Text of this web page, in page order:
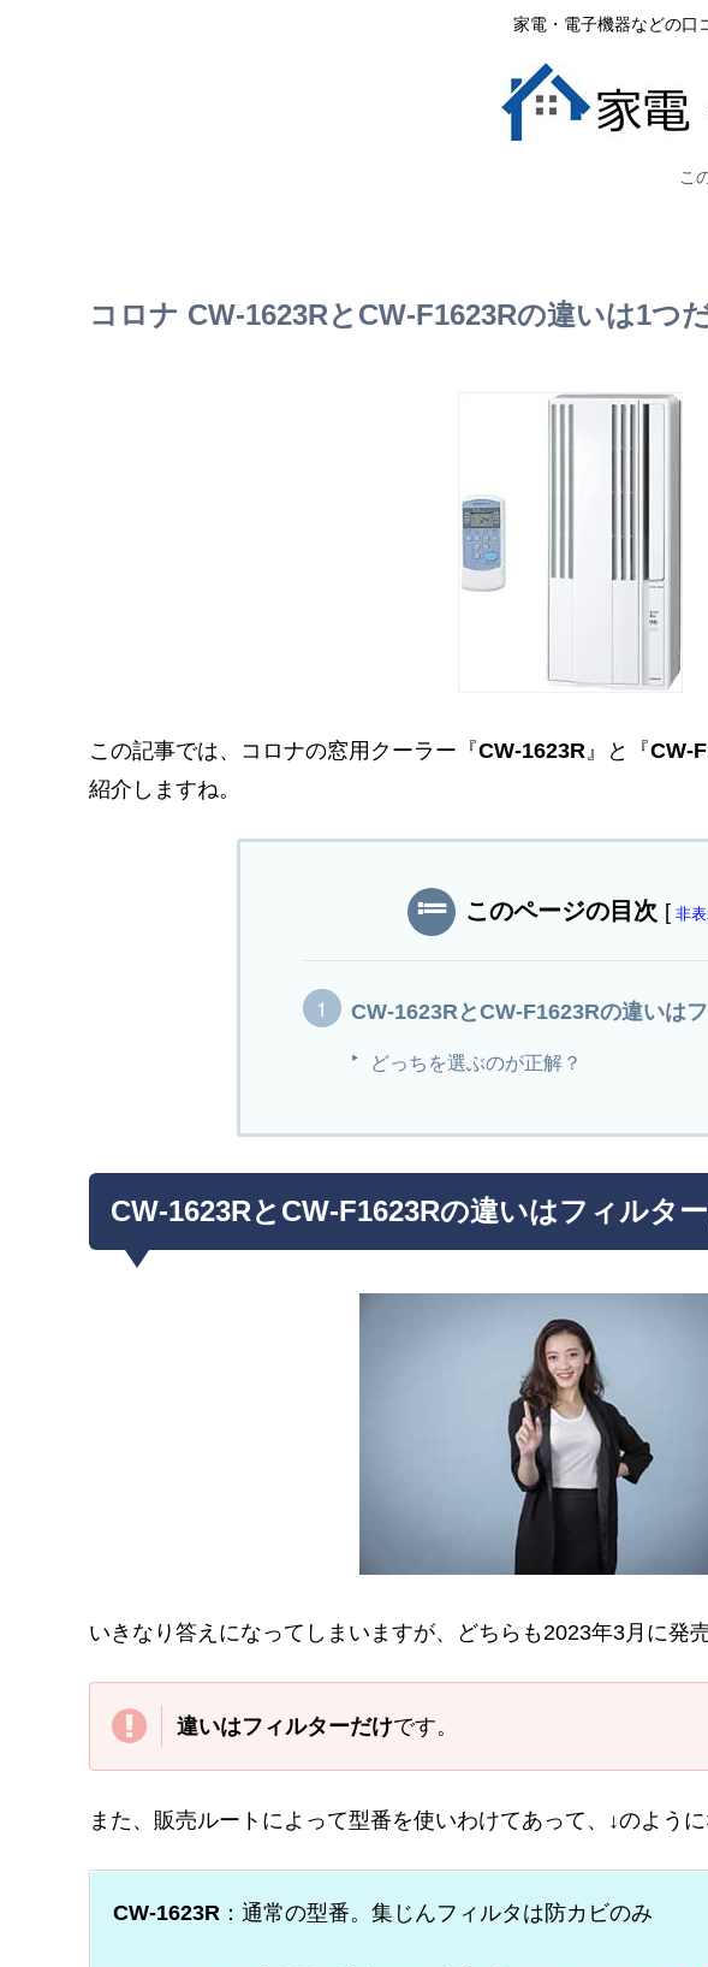
家電・電子機器などの口
こ
コロナ CW-1623RとCW-F1623Rの違いは1つ
この記事では、コロナの窓用クーラー『CW-1623R』と『CW-
紹介しますね。
このページの目次 [ 非
CW-1623RとCW-F1623Rの違いは
どっちを選ぶのが正解？
CW-1623RとCW-F1623Rの違いはフィルタ
いきなり答えになってしまいますが、どちらも2023年3月に発
違いはフィルターだけです。
また、販売ルートによって型番を使いわけてあって、↓のように
CW-1623R ：通常の型番。集じんフィルタは防カビのみ